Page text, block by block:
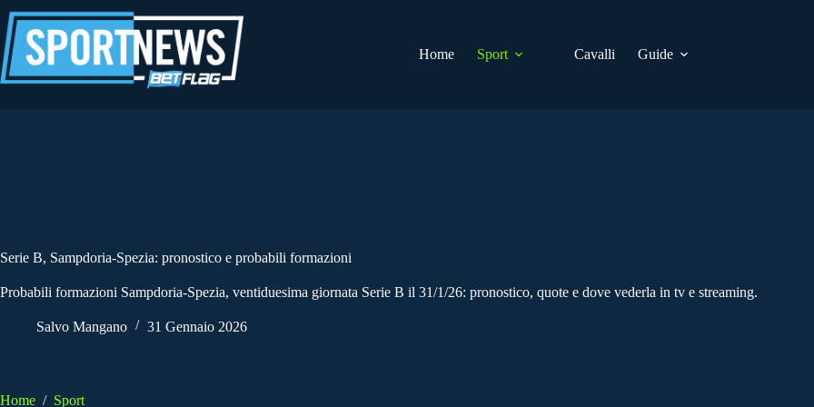
al
contenuto
Home
Sport Cavalli Guide
Serie B, Sampdoria-Spezia: pronostico e probabili formazioni
Probabili formazioni Sampdoria-Spezia, ventiduesima giornata Serie B il 31/1/26: pronostico, quote e dove vederla in tv e streaming.
Salvo Mangano 31 Gennaio 2026
Home / Sport